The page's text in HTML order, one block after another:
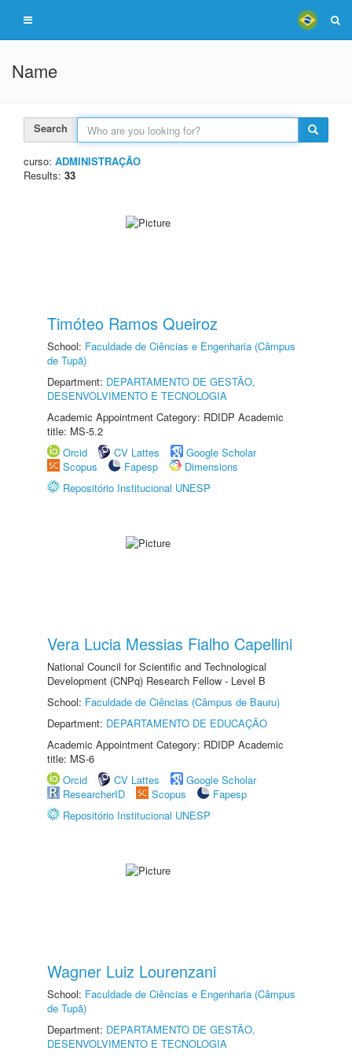
Name
Search
curso: ADMINISTRAÇÃO
Results: 33
Timóteo Ramos Queiroz
School: Faculdade de Ciências e Engenharia (Câmpus
de Tupã)
Department: DEPARTAMENTO DE GESTÃO,
DESENVOLVIMENTO E TECNOLOGIA
Academic Appointment Category: RDIDP Academic
title: MS-5.2
Orcid
CV Lattes
Google Scholar
Scopus
Fapesp
Dimensions
Repositório Institucional UNESP
Vera Lucia Messias Fialho Capellini
National Council for Scientific and Technological
Development (CNPq) Research Fellow - Level B
School: Faculdade de Ciências (Câmpus de Bauru)
Department: DEPARTAMENTO DE EDUCAÇÃO
Academic Appointment Category: RDIDP Academic
title: MS-6
Orcid
CV Lattes
Google Scholar
ResearcherID
Scopus
Fapesp
Repositório Institucional UNESP
Wagner Luiz Lourenzani
School: Faculdade de Ciências e Engenharia (Câmpus
de Tupã)
Department: DEPARTAMENTO DE GESTÃO,
DESENVOLVIMENTO E TECNOLOGIA